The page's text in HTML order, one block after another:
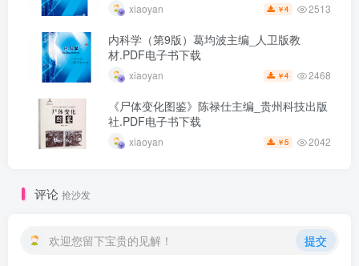
xiaoyan ￥4 2513
内科学（第9版）葛均波主编_人卫版教
材.PDF电子书下载
xiaoyan ￥4 2468
《尸体变化图鉴》陈禄仕主编_贵州科技出版
社.PDF电子书下载
xiaoyan ￥5 2042
评论 抢沙发
欢迎您留下宝贵的见解！ 提交